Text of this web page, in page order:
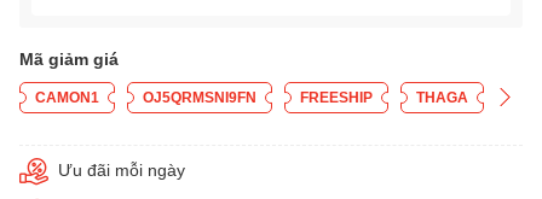
Mã giảm giá
CAMON1 OJ5QRMSNI9FN FREESHIP THAGA
Ưu đãi mỗi ngày